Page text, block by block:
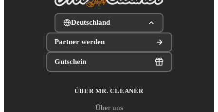
Deutschland
Partner werden
Gutschein
ÜBER MR. CLEANER
Über uns